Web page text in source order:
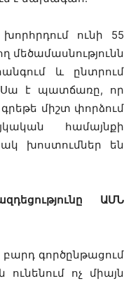
ունի 55
մեծամասնությունն
և ընտրում
է պատճառը, որ
միշտ փորձում
համայնքի
խոստումներ են
ԱՄՆ
գործընթացում
ունենում ոչ միայն